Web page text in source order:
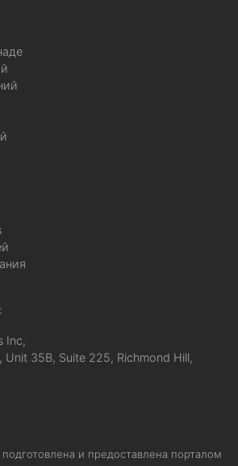
Inc,
Unit 35B, Suite 225, Richmond Hill,
и предоставлена порталом